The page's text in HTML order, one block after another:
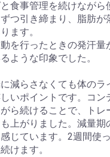
食事管理を続けながら
つ引き締まり、脂肪が
ます。
を行ったときの発汗量
ような印象でした。
減らさなくても体のラ
いポイントです。コン
ら続けることで、トレ
上がりました。減量期
じています。2週間使
けます。